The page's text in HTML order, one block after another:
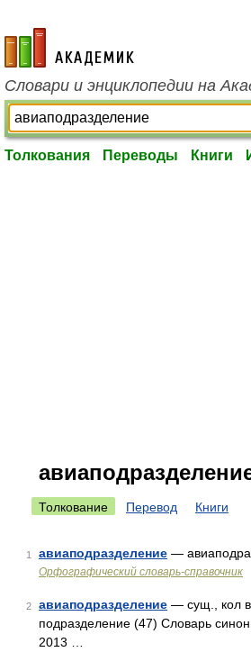
academic.ru
Словари и энциклопедии на
Толкования Переводы Книги
Толкование Перевод Книги
1 авиаподразделение —
Орфографический словарь-справочник
2 авиаподразделение — сущ., кол
подразделение (47) Словарь
2013 …